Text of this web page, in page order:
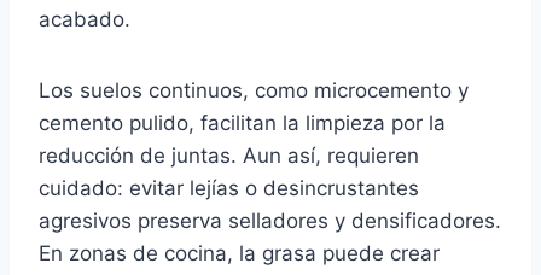
acabado.
Los suelos continuos, como microcemento y
cemento pulido, facilitan la limpieza por la
reducción de juntas. Aun así, requieren
cuidado: evitar lejías o desincrustantes
agresivos preserva selladores y densificadores.
En zonas de cocina, la grasa puede crear